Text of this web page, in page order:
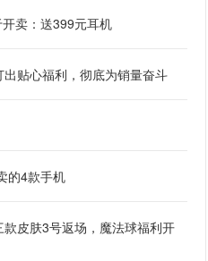
卖：送399元耳机
贴心福利，彻底为销量奋斗
的4款手机
皮肤3号返场，魔法球福利开